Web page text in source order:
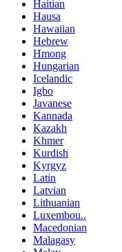
Haitian
Hausa
Hawaiian
Hebrew
Hmong
Hungarian
Icelandic
Igbo
Javanese
Kannada
Kazakh
Khmer
Kurdish
Kyrgyz
Latin
Latvian
Lithuanian
Luxembou..
Macedonian
Malagasy